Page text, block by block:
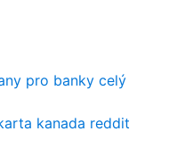
pro banky celý
kanada reddit